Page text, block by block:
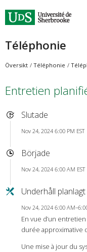
Téléphonie
Översikt Téléphonie
Entretien
Slutade
Nov 24, 2024 6:00 PM EST
Började
Nov 24, 2024 6:00 AM EST
Underhåll planlagt
Nov 24, 2024 6:00
En vue d’un
durée approximative
Une mise à jour du